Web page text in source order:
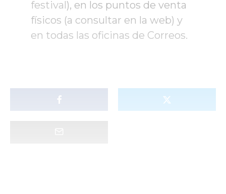
festival), en los puntos de venta
físicos (a consultar en la web) y
en todas las oficinas de Correos.